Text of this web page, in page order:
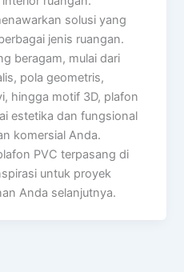
solusi yang
jenis ruangan.
beragam, mulai dari
pola geometris,
hingga motif 3D, plafon
estetika dan fungsional
komersial Anda.
PVC terpasang di
untuk proyek
Anda selanjutnya.